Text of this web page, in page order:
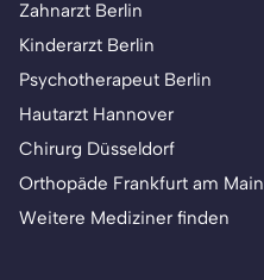
Zahnarzt Berlin
Kinderarzt Berlin
Psychotherapeut Berlin
Hautarzt Hannover
Chirurg Düsseldorf
Orthopäde Frankfurt am Main
Weitere Mediziner finden